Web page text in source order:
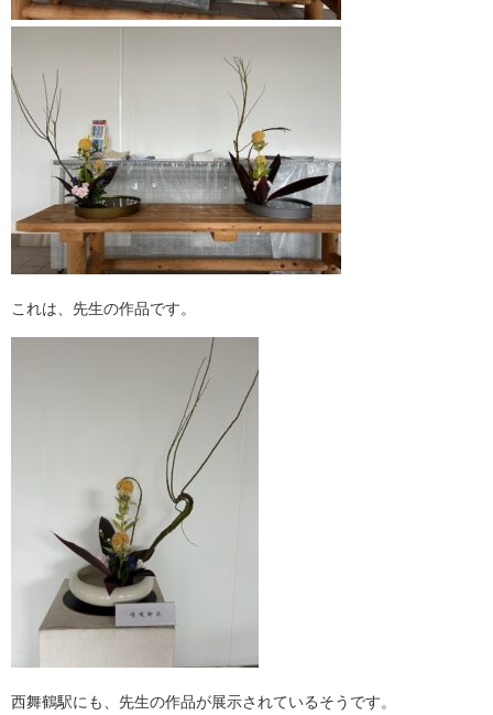
これは、先生の作品です。
西舞鶴駅にも、先生の作品が展示されているそうです。